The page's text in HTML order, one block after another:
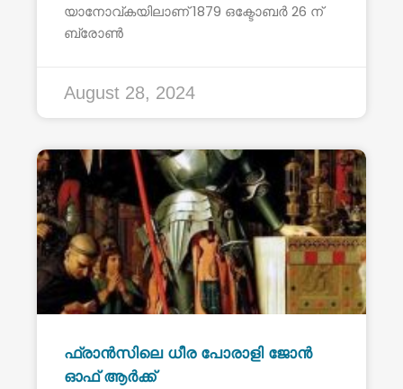
യാനോവ്കയിലാണ് 1879 ഒക്ടോബർ 26 ന്
ബ്രോൺ
August 28, 2024
ഫ്രാൻസിലെ ധീര പോരാളി ജോൻ
ഓഫ് ആർക്ക്